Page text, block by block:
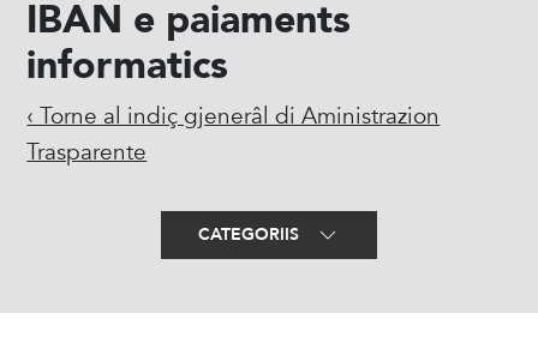
IBAN e paiaments
informatics
‹ Torne al indiç gjenerâl di Aministrazion
Trasparente
CATEGORIIS